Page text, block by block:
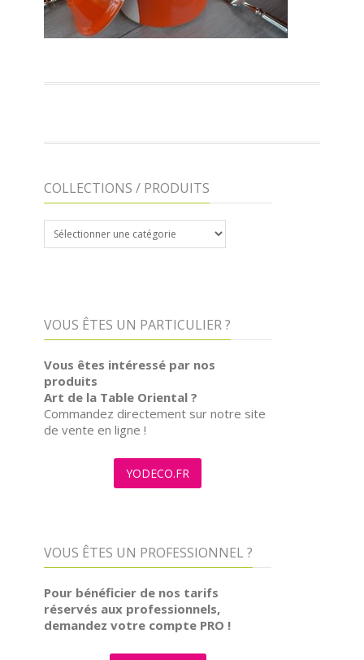
COLLECTIONS / PRODUITS
COLLECTIONS
VOUS ÊTES UN PARTICULIER ?
Vous êtes intéressé par nos
produits
Art de la Table Oriental ?
Commandez directement sur notre site
de vente en ligne !
YODECO.FR
VOUS ÊTES UN PROFESSIONNEL ?
Pour bénéficier de nos tarifs
réservés aux professionnels,
demandez votre compte PRO !